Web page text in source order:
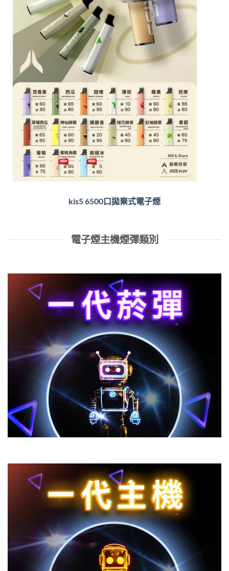
kis5 6500口拋棄式電子煙
電子煙主機煙彈類別